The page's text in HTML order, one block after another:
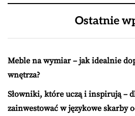
Ostatnie
Meble na wymiar – jak idealnie
wnętrza?
Słowniki, które uczą i inspirują –
zainwestować w językowe skarby